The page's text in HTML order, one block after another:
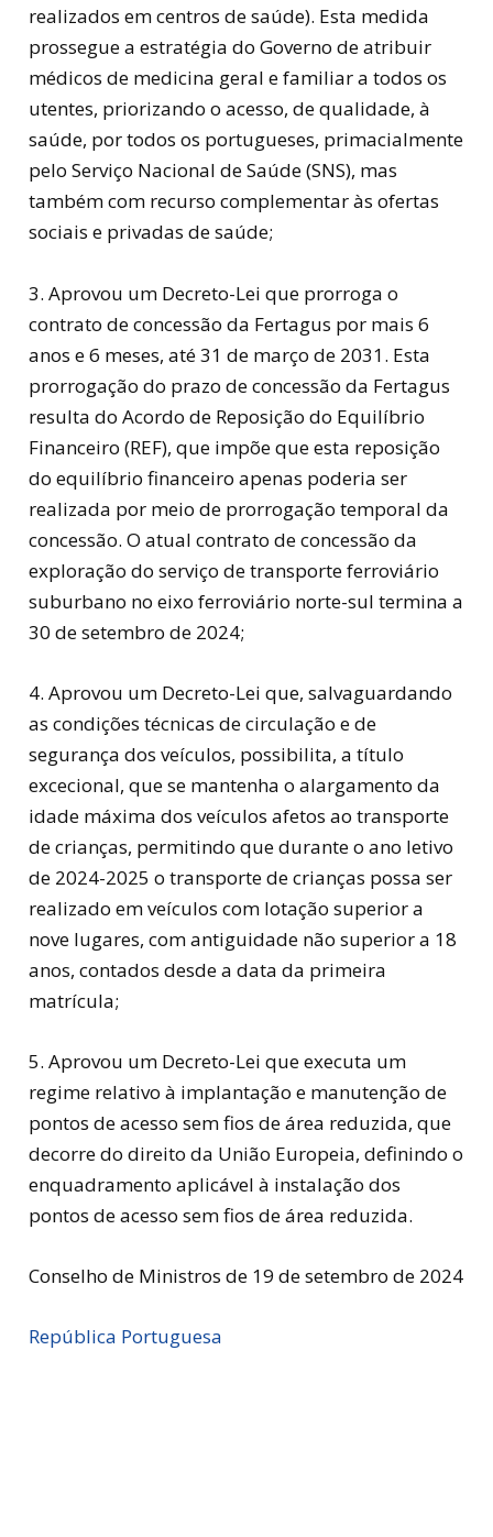
realizados em centros de saúde). Esta medida
prossegue a estratégia do Governo de atribuir
médicos de medicina geral e familiar a todos os
utentes, priorizando o acesso, de qualidade, à
saúde, por todos os portugueses, primacialmente
pelo Serviço Nacional de Saúde (SNS), mas
também com recurso complementar às ofertas
sociais e privadas de saúde;
3. Aprovou um Decreto-Lei que prorroga o
contrato de concessão da Fertagus por mais 6
anos e 6 meses, até 31 de março de 2031. Esta
prorrogação do prazo de concessão da Fertagus
resulta do Acordo de Reposição do Equilíbrio
Financeiro (REF), que impõe que esta reposição
do equilíbrio financeiro apenas poderia ser
realizada por meio de prorrogação temporal da
concessão. O atual contrato de concessão da
exploração do serviço de transporte ferroviário
suburbano no eixo ferroviário norte-sul termina a
30 de setembro de 2024;
4. Aprovou um Decreto-Lei que, salvaguardando
as condições técnicas de circulação e de
segurança dos veículos, possibilita, a título
excecional, que se mantenha o alargamento da
idade máxima dos veículos afetos ao transporte
de crianças, permitindo que durante o ano letivo
de 2024-2025 o transporte de crianças possa ser
realizado em veículos com lotação superior a
nove lugares, com antiguidade não superior a 18
anos, contados desde a data da primeira
matrícula;
5. Aprovou um Decreto-Lei que executa um
regime relativo à implantação e manutenção de
pontos de acesso sem fios de área reduzida, que
decorre do direito da União Europeia, definindo o
enquadramento aplicável à instalação dos
pontos de acesso sem fios de área reduzida.
Conselho de Ministros de 19 de setembro de 2024
República Portuguesa